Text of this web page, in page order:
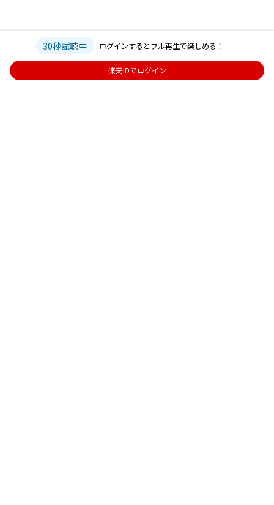
30秒試聴中 ログインするとフル再生で楽しめる！
楽天IDでログイン